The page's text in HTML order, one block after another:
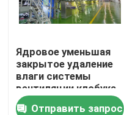
Дом
Продукты
О нас
Ядровое уменьшая
закрытое удаление
влаги системы
вентиляции клобука
бумажной машины
Отправить запрос